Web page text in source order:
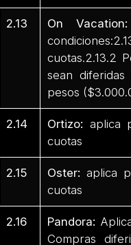
2.13 On
cuotas.2.13.2
sean
pesos
2.14 Ortizo: aplica
cuotas
2.15 Oster: aplica
cuotas
2.16 Pandora:
Compras